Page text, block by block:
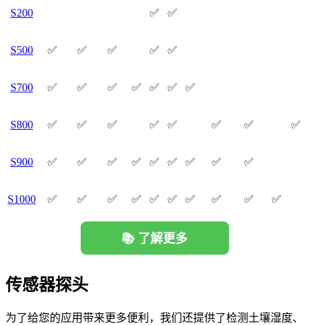
S200 ✅ ✅
S500 ✅ ✅ ✅ ✅ ✅
S700 ✅ ✅ ✅ ✅ ✅ ✅ ✅
S800 ✅ ✅ ✅ ✅ ✅ ✅ ✅ ✅
S900 ✅ ✅ ✅ ✅ ✅ ✅ ✅ ✅ ✅
S1000 ✅ ✅ ✅ ✅ ✅ ✅ ✅ ✅ ✅ ✅
📚 了解更多
传感器探头
为了给您的应用带来更多便利，我们还提供了检测土壤湿度、